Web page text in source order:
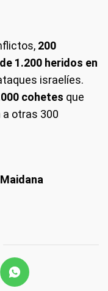
200
1.200 heridos en
israelíes.
cohetes que
a otras 300